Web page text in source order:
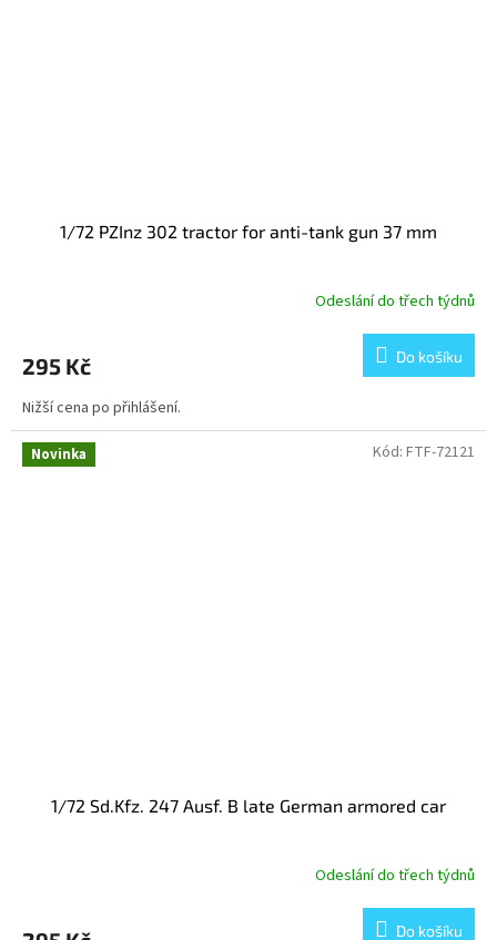
1/72 PZInz 302 tractor for anti-tank gun 37 mm
Odeslání do třech týdnů
295 Kč Do košíku
Nižší cena po přihlášení.
Novinka
1/72 Sd.Kfz. 247 Ausf. B late German armored car
Odeslání do třech týdnů
Do košíku
Kód: FTF-72121